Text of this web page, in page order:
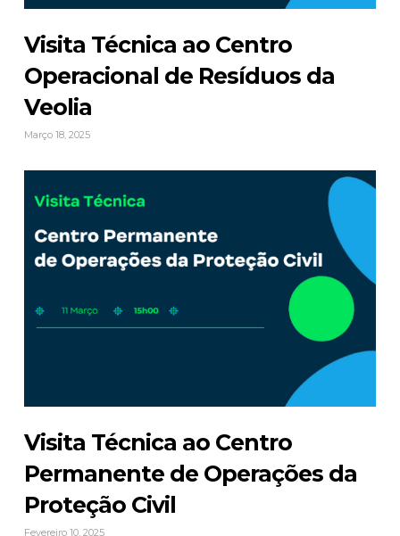
Visita Técnica ao Centro
Operacional de Resíduos da
Veolia
Março 18, 2025
Visita Técnica ao Centro
Permanente de Operações da
Proteção Civil
Fevereiro 10, 2025